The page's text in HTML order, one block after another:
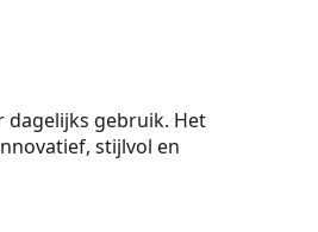
dagelijks gebruik. Het
stijlvol en